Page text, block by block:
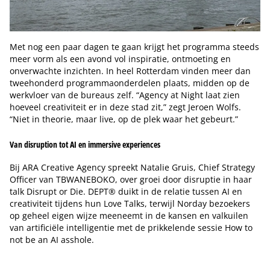
Met nog een paar dagen te gaan krijgt het programma steeds
meer vorm als een avond vol inspiratie, ontmoeting en
onverwachte inzichten. In heel Rotterdam vinden meer dan
tweehonderd programmaonderdelen plaats, midden op de
werkvloer van de bureaus zelf. “Agency at Night laat zien
hoeveel creativiteit er in deze stad zit,” zegt Jeroen Wolfs.
“Niet in theorie, maar live, op de plek waar het gebeurt.”
Van disruption tot AI en immersive experiences
Bij ARA Creative Agency spreekt Natalie Gruis, Chief Strategy
Officer van TBWANEBOKO, over groei door disruptie in haar
talk Disrupt or Die. DEPT® duikt in de relatie tussen AI en
creativiteit tijdens hun Love Talks, terwijl Norday bezoekers
op geheel eigen wijze meeneemt in de kansen en valkuilen
van artificiële intelligentie met de prikkelende sessie How to
not be an AI asshole.